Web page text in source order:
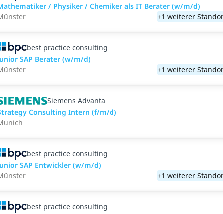
/ Physiker / Chemiker als IT Berater (w/m/d)
+1 weiterer
best practice consulting
SAP Berater (w/m/d)
+1 weiterer
Siemens Advanta
Consulting Intern (f/m/d)
best practice consulting
SAP Entwickler (w/m/d)
+1 weiterer
best practice consulting